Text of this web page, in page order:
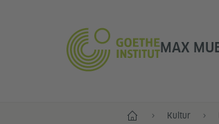
MAX
Start Kultur